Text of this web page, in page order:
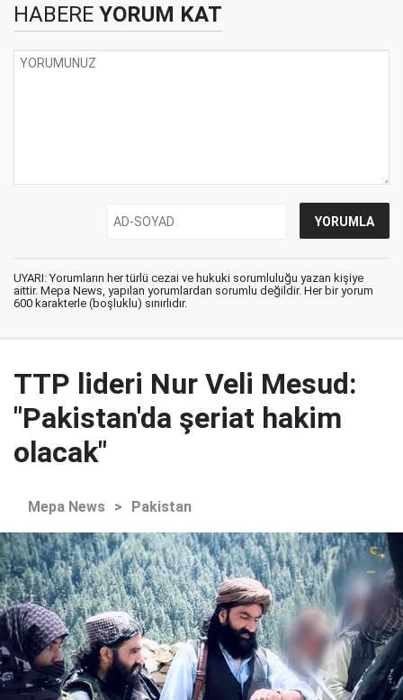
HABERE YORUM KAT
UYARI: Yorumların her türlü cezai ve hukuki sorumluluğu yazan kişiye
aittir. Mepa News, yapılan yorumlardan sorumlu değildir. Her bir yorum
600 karakterle (boşluklu) sınırlıdır.
TTP lideri Nur Veli Mesud:
"Pakistan'da şeriat hakim
olacak"
Mepa News > Pakistan